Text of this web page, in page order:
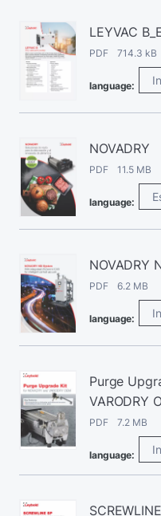
LEYVAC
PDF 714.3 kB
language:
NOVADRY
PDF 11.5 MB
language:
NOVADRY
PDF 6.2 MB
language:
Purge
VARODRY
PDF 7.2 MB
language:
SCREWLINE